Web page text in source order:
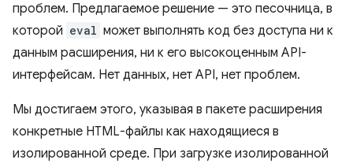
проблем. Предлагаемое решение — это песочница, в
которой eval может выполнять код без доступа ни к
данным расширения, ни к его высокоценным API-
интерфейсам. Нет данных, нет API, нет проблем.
Мы достигаем этого, указывая в пакете расширения
конкретные HTML-файлы как находящиеся в
изолированной среде. При загрузке изолированной